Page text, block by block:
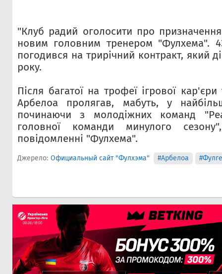
"Клуб радий оголосити про
новим головним тренером "Фулхема".
погодився на трирічний контракт, який
року.
Після багатої на трофеї ігрової
Арбелоа пролягав, мабуть, у
починаючи з молодіжних команд
головної команди минулого
повідомленні "Фулхема".
Джерело: Официальный сайт "Фулхэма" #Арбелоа